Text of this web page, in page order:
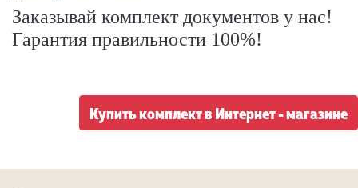
Заказывай комплект документов у нас!
Гарантия правильности 100%!
Купить комплект в Интернет - магазине